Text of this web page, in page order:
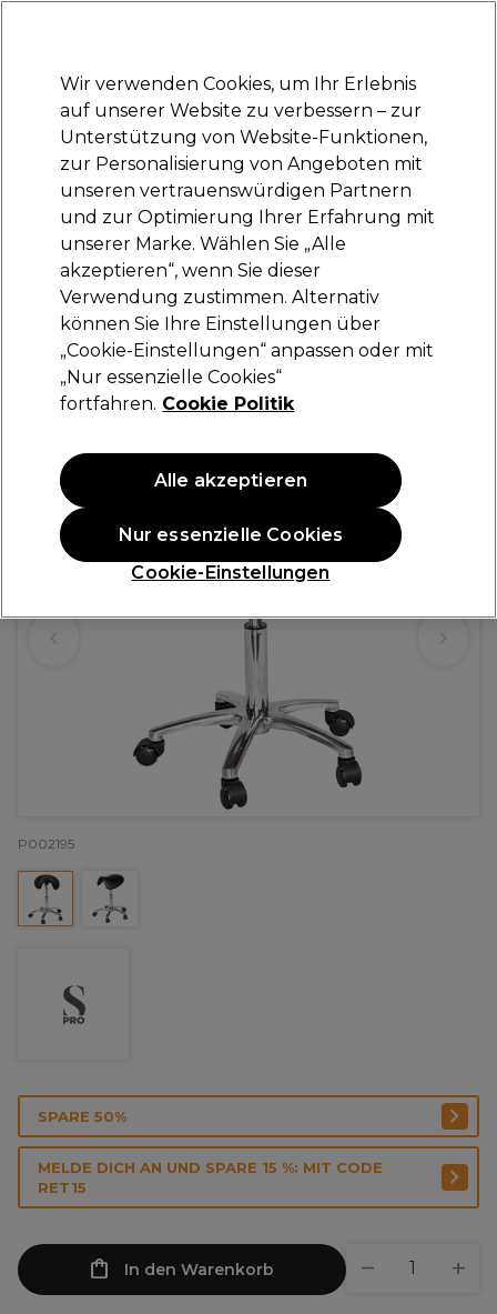
Anmelden
Marken Deals Haare Elektrogeräte Saloneinrichtung
Lieferung und Lieferzeiten
– mehr erfahren
S-PRO Hocker Sophie Schwarz
2
91,27 € 182,55 €
P002195
SPARE 50%
MELDE DICH AN UND SPARE 15 %: MIT CODE
RET15
In den Warenkorb
Wir verwenden Cookies, um Ihr Erlebnis
auf unserer Website zu verbessern – zur
Unterstützung von Website-Funktionen,
zur Personalisierung von Angeboten mit
unseren vertrauenswürdigen Partnern
und zur Optimierung Ihrer Erfahrung mit
unserer Marke. Wählen Sie „Alle
akzeptieren“, wenn Sie dieser
Verwendung zustimmen. Alternativ
können Sie Ihre Einstellungen über
„Cookie-Einstellungen“ anpassen oder mit
„Nur essenzielle Cookies“
fortfahren. Cookie Politik
Cookie-Einstellungen
Nur essenzielle Cookies
Alle akzeptieren